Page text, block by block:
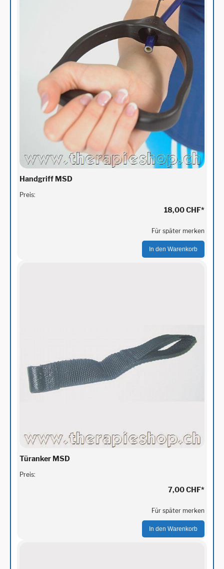
Handgriff MSD
Preis:
18,00 CHF*
Für später merken
In den Warenkorb
Türanker MSD
Preis:
7,00 CHF*
Für später merken
In den Warenkorb